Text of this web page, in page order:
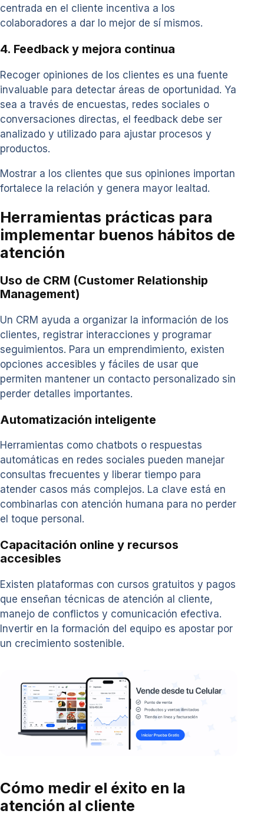
centrada en el cliente incentiva a los
colaboradores a dar lo mejor de sí mismos.
4. Feedback y mejora continua
Recoger opiniones de los clientes es una fuente
invaluable para detectar áreas de oportunidad. Ya
sea a través de encuestas, redes sociales o
conversaciones directas, el feedback debe ser
analizado y utilizado para ajustar procesos y
productos.
Mostrar a los clientes que sus opiniones importan
fortalece la relación y genera mayor lealtad.
Herramientas prácticas para
implementar buenos hábitos de
atención
Uso de CRM (Customer Relationship
Management)
Un CRM ayuda a organizar la información de los
clientes, registrar interacciones y programar
seguimientos. Para un emprendimiento, existen
opciones accesibles y fáciles de usar que
permiten mantener un contacto personalizado sin
perder detalles importantes.
Automatización inteligente
Herramientas como chatbots o respuestas
automáticas en redes sociales pueden manejar
consultas frecuentes y liberar tiempo para
atender casos más complejos. La clave está en
combinarlas con atención humana para no perder
el toque personal.
Capacitación online y recursos
accesibles
Existen plataformas con cursos gratuitos y pagos
que enseñan técnicas de atención al cliente,
manejo de conflictos y comunicación efectiva.
Invertir en la formación del equipo es apostar por
un crecimiento sostenible.
Cómo medir el éxito en la
atención al cliente